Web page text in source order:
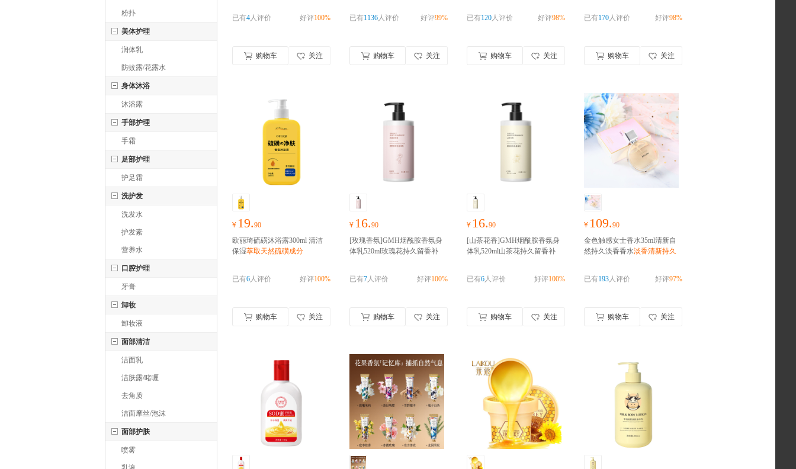
粉扑
美体护理
润体乳
防蚊露/花露水
身体沐浴
沐浴露
手部护理
手霜
足部护理
护足霜
洗护发
洗发水
护发素
营养水
口腔护理
牙膏
卸妆
卸妆液
面部清洁
洁面乳
洁肤露/啫喱
去角质
洁面摩丝/泡沫
面部护肤
喷雾
已有4人评价 好评100%
购物车 关注
已有1136人评价 好评99%
购物车 关注
已有120人评价 好评98%
购物车 关注
已有170人评价 好评98%
购物车 关注
¥ 19.90
欧丽琦硫磺沐浴露300ml 清洁
保湿萃取天然硫磺成分
已有6人评价 好评100%
购物车 关注
¥ 16.90
[玫瑰香氛]GMH烟酰胺香氛身
体乳520ml玫瑰花持久留香补
已有7人评价 好评100%
购物车 关注
¥ 16.90
[山茶花香]GMH烟酰胺香氛身
体乳520ml山茶花持久留香补
已有6人评价 好评100%
购物车 关注
¥ 109.90
金色触感女士香水35ml清新自
然持久淡香香水淡香清新持久
已有193人评价 好评97%
购物车 关注